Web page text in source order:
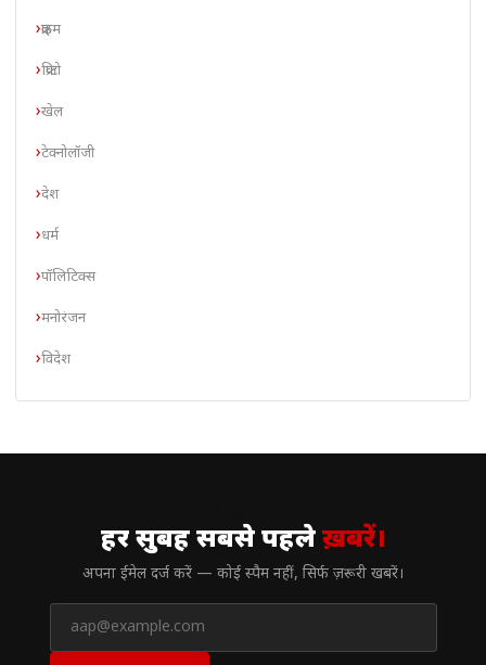
क्राइम
क्रिप्टो
खेल
टेक्नोलॉजी
देश
धर्म
पॉलिटिक्स
मनोरंजन
विदेश
हर सुबह सबसे पहलेख़बरें।
अपना ईमेल दर्ज करें — कोई स्पैम नहीं, सिर्फ ज़रूरी खबरें।